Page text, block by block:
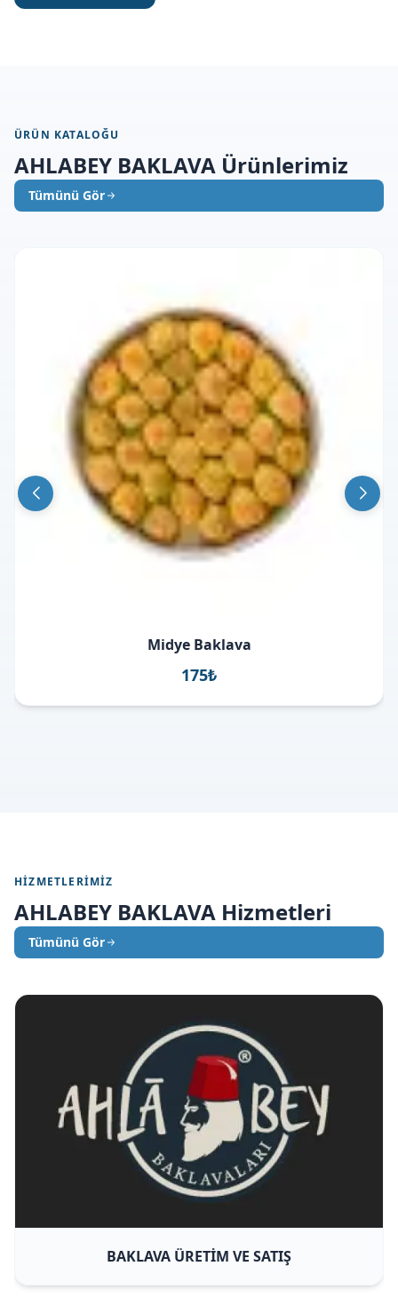
ÜRÜN KATALOĞU
AHLABEY BAKLAVA Ürünlerimiz
Tümünü Gör
Midye Baklava
175₺
HIZMETLERIMIZ
AHLABEY BAKLAVA Hizmetleri
Tümünü Gör
BAKLAVA ÜRETİM VE SATIŞ